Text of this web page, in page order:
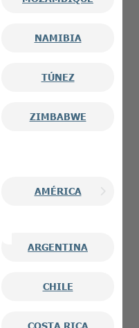
NAMIBIA
TÚNEZ
ZIMBABWE
AMÉRICA
ARGENTINA
CHILE
COSTA RICA